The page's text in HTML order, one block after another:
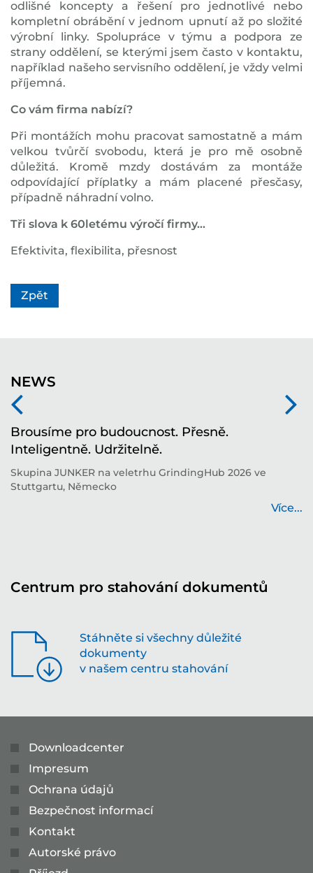
odlišné koncepty a řešení pro jednotlivé nebo
kompletní obrábění v jednom upnutí až po složité
výrobní linky. Spolupráce v týmu a podpora ze
strany oddělení, se kterými jsem často v kontaktu,
například našeho servisního oddělení, je vždy velmi
příjemná.
Co vám firma nabízí?
Při montážích mohu pracovat samostatně a mám
velkou tvůrčí svobodu, která je pro mě osobně
důležitá. Kromě mzdy dostávám za montáže
odpovídající příplatky a mám placené přesčasy,
případně náhradní volno.
Tři slova k 60letému výročí firmy...
Efektivita, flexibilita, přesnost
Zpět
NEWS
Brousíme pro budoucnost. Přesně.
Inteligentně. Udržitelně.
Skupina JUNKER na veletrhu GrindingHub 2026 ve
Stuttgartu, Německo
Více...
Centrum pro stahování dokumentů
Stáhněte si všechny důležité
dokumenty
v našem centru stahování
Downloadcenter
Impresum
Ochrana údajů
Bezpečnost informací
Kontakt
Autorské právo